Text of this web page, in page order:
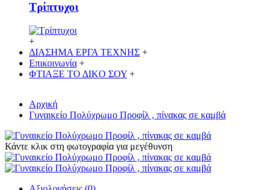
Τρίπτυχοι
+
ΔΙΑΣΗΜΑ ΕΡΓΑ ΤΕΧΝΗΣ +
Επικοινωνία +
ΦΤΙΑΞΕ ΤΟ ΔΙΚO ΣΟΥ +
Αρχική
Γυναικείο Πολύχρωμο Προφίλ , πίνακας σε καμβά
Κάντε κλικ στη φωτογραφία για μεγέθυνση